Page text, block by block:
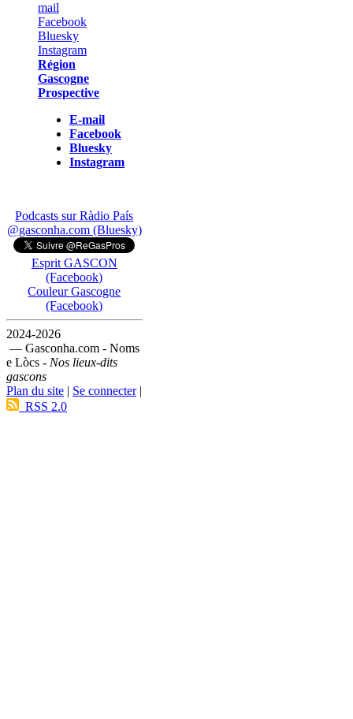
Région
Gascogne
Prospective
E-mail
Facebook
Bluesky
Instagram
Podcasts sur Ràdio País
@gasconha.com (Bluesky)
Esprit GASCON
(Facebook)
Couleur Gascogne
(Facebook)
2024-2026
— Gasconha.com - Noms
e Lòcs - Nos lieux-dits
gascons
Plan du site | Se connecter|
RSS 2.0